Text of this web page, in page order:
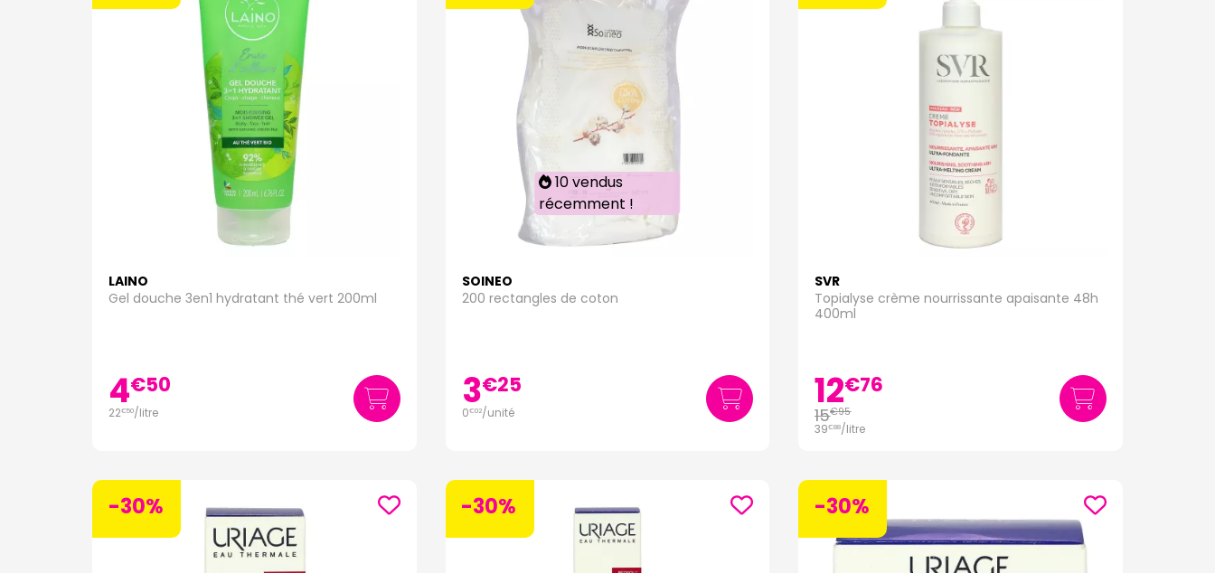
LAINO
Gel douche 3en1 hydratant thé vert 200ml
4€50
22€50/litre
10 vendus
récemment !
SOINEO
200 rectangles de coton
3€25
0€02/unité
SVR
Topialyse crème nourrissante apaisante 48h
400ml
12€76
15€95
39€88/litre
-30% -30% -30%